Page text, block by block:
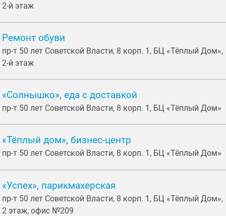
2-й этаж
Ремонт обуви
пр-т 50 лет Советской Власти, 8 корп. 1, БЦ «Тёплый Дом»,
2-й этаж
«Солнышко», еда с доставкой
пр-т 50 лет Советской Власти, 8 корп. 1, БЦ «Тёплый Дом»
«Тёплый дом», бизнес-центр
пр-т 50 лет Советской Власти, 8 корп. 1, БЦ «Тёплый Дом»
«Успех», парикмахерская
пр-т 50 лет Советской Власти, 8 корп. 1, БЦ «Тёплый Дом»,
2 этаж, офис №209